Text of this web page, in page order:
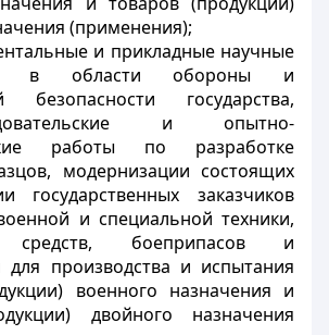
(применения);
и прикладные научные
в области обороны и
безопасности государства,
и опытно-
работы по разработке
модернизации состоящих
государственных заказчиков
и специальной техники,
средств, боеприпасов и
для производства и испытания
военного назначения и
двойного назначения